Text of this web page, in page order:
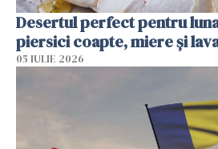
Desertul perfect pentru
piersici coapte, miere și
05 IULIE 2026